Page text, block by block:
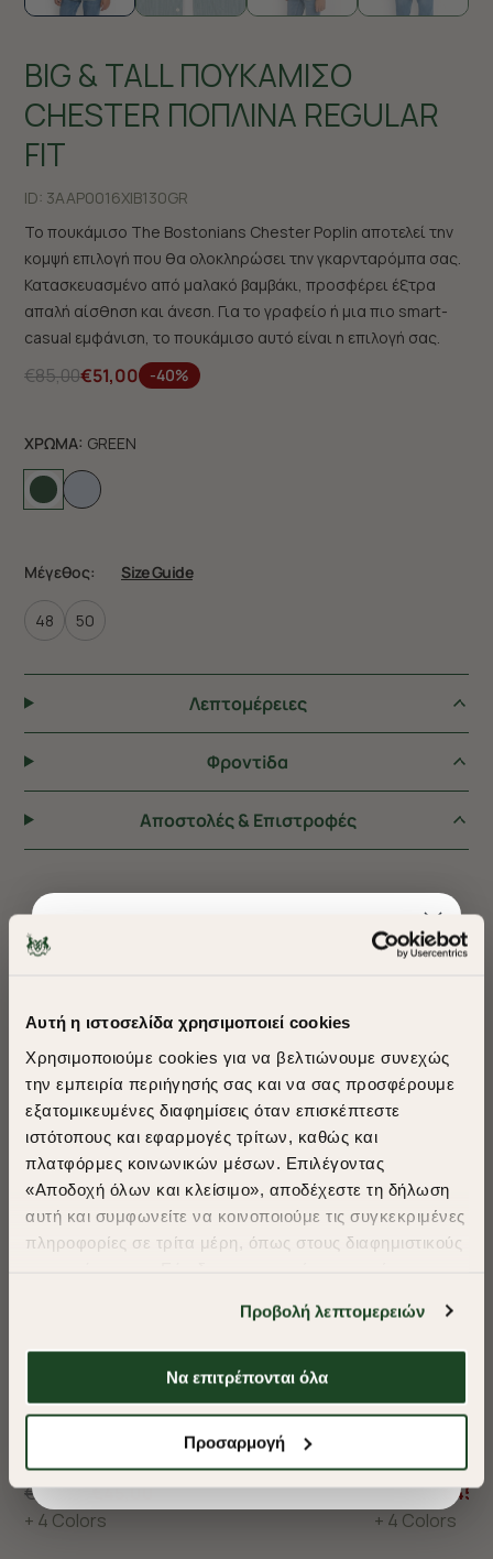
Αυτή η ιστοσελίδα χρησιμοποιεί cookies
Χρησιμοποιούμε cookies για να βελτιώνουμε συνεχώς
την εμπειρία περιήγησής σας και να σας προσφέρουμε
εξατομικευμένες διαφημίσεις όταν επισκέπτεστε
ιστότοπους και εφαρμογές τρίτων, καθώς και
πλατφόρμες κοινωνικών μέσων. Επιλέγοντας
«Αποδοχή όλων και κλείσιμο», αποδέχεστε τη δήλωση
αυτή και συμφωνείτε να κοινοποιούμε τις συγκεκριμένες
πληροφορίες σε τρίτα μέρη, όπως στους διαφημιστικούς
απαιτούμενα cookies» και θα περιοριστούμε
στα cookies και τις τεχνολογίες που είναι απολύτως
απαραίτητα για την ασφαλή απόδοση και
λειτουργικότητα της ιστοσελίδας μας. Ωστόσο, λάβετε
θα μπορούμε να συλλέξουμε πληροφορίες που θα
προσφέρουμε εξατομικευμένες υπηρεσίες και
διαφημίσεις. Για να προσαρμόσετε τις επιλογές σας ή
Προβολή λεπτομερειών
Να επιτρέπονται όλα
Προσαρμογή
BIG & TALL ΠΟΥΚΑΜΙΣΟ
CHESTER ΠΟΠΛΙΝΑ REGULAR
FIT
ID: 3AAP0016X|B130GR
Το πουκάμισο The Bostonians Chester Poplin αποτελεί την
κομψή επιλογή που θα ολοκληρώσει την γκαρνταρόμπα σας.
Κατασκευασμένο από μαλακό βαμβάκι, προσφέρει έξτρα
απαλή αίσθηση και άνεση. Για το γραφείο ή μια πιο smart-
casual εμφάνιση, το πουκάμισο αυτό είναι η επιλογή σας.
€85,00€51,00 -40%
ΧΡΩΜΑ: GREEN
Μέγεθος: Size Guide
48 50
Λεπτομέρειες
Φροντiδα
Αποστολές & Επιστροφές
ΠΡΟΤΕΙΝΟΥΜΕ ΓΙΑ ΕΣΑΣ
ΠΟΥΚΑΜΙΣΟ FIL A FIL REGULAR FIT
€75,00 €45,00
+ 4 Colors
€75,00
+ 4 Colors
​
A Season of Style
SUMMER SALE
Shop Now